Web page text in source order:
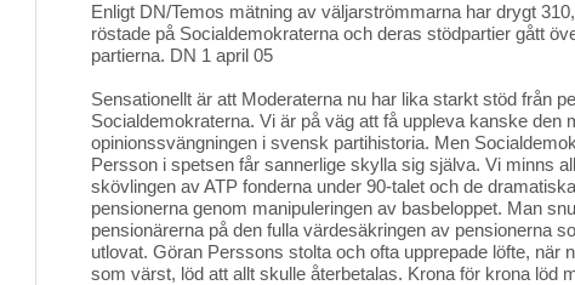
Enligt DN/Temos mätning av väljarströmmarna har drygt
röstade på Socialdemokraterna och deras stödpartier gått
partierna. DN 1 april 05
Sensationellt är att Moderaterna nu har lika starkt stöd från
Socialdemokraterna. Vi är på väg att få uppleva kanske den
opinionssvängningen i svensk partihistoria. Men
Persson i spetsen får sannerlige skylla sig själva. Vi minns
skövlingen av ATP fonderna under 90-talet och de
pensionerna genom manipuleringen av basbeloppet. Man
pensionärerna på den fulla värdesäkringen av pensionerna
utlovat. Göran Perssons stolta och ofta upprepade löfte, när
som värst, löd att allt skulle återbetalas. Krona för krona löd